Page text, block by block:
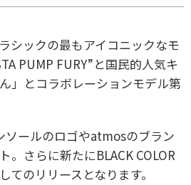
シックの最もアイコニックなモ
PUMP FURY”と国民的人気キ
」とコラボレーションモデル第
ソールのロゴやatmosのブラン
。 さらに新たにBLACK COLOR
てのリリースとなります。